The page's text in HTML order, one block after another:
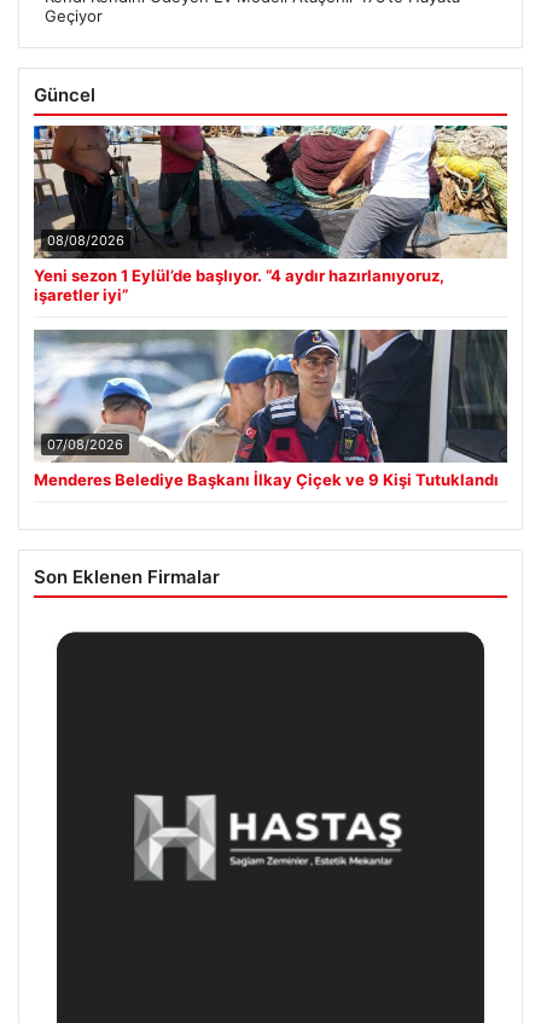
Geçiyor
Güncel
08/08/2026
Yeni sezon 1 Eylül’de başlıyor. “4 aydır hazırlanıyoruz,
işaretler iyi”
07/08/2026
Menderes Belediye Başkanı İlkay Çiçek ve 9 Kişi Tutuklandı
Son Eklenen Firmalar